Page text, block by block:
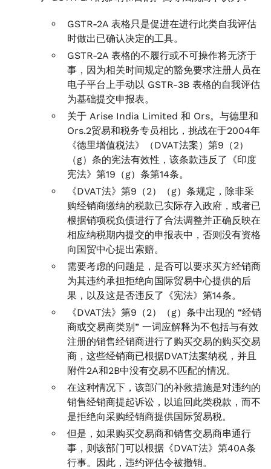
GSTR-2A 表格只是促进在进行此类自我评估
时做出已确认决定的工具。
GSTR-2A 表格的不履行或不可操作将无济于
事，因为相关时间规定的豁免要求注册人员在
电子平台上手动以 GSTR-3B 表格的自我评估
为基础提交申报表。
关于 Arise India Limited 和 Ors。与德里和
Ors.2贸易和税务专员相比，挑战在于2004年
《德里增值税法》（DVAT法案）第9（2）
（g）条的宪法有效性，该条款违反了《印度
宪法》第19（g）条第14条。
《DVAT法》第9（2）（g）条规定，除非采
购经销商缴纳的税款已实际存入政府，或者已
根据销项税负债进行了合法调整并正确反映在
相应纳税期内提交的申报表中，否则没有资格
向国贸中心提出索赔。
需要考虑的问题是，是否可以要求买方经销商
为其违约承担拒绝向国际贸易中心提供的后
果，以及这是否违反了《宪法》第14条。
《DVAT法》第9（2）（g）条中出现的 “经销
商或交易商类别” 一词应解释为不包括与有效
注册的销售经销商进行了购买交易的购买交易
商，这些经销商已根据DVAT法案纳税，并且
附件2A和2B中没有交易不匹配的情况。
在这种情况下，该部门的补救措施是对违约的
销售经销商提起诉讼，以追回此类税款，而不
是拒绝向采购经销商提供国际贸易税。
但是，如果购买交易商和销售交易商串通行
事，则该部门可以根据《DVAT法》第40A条
行事。因此，违约评估令被撤销。